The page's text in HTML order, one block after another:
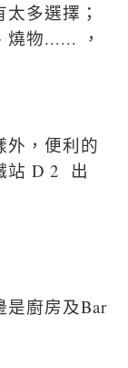
多選擇；
物...... ，
外，便利的
站 D 2 出
廚房及Bar